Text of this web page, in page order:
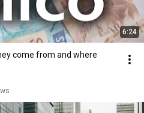
6:24
come from and where